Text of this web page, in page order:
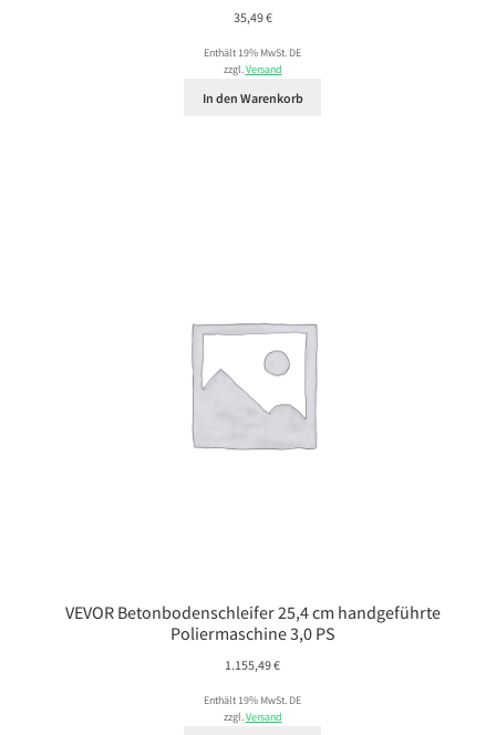
35,49€
Enthält 19% MwSt. DE
zzgl.Versand
In den Warenkorb
VEVOR Betonbodenschleifer 25,4 cm handgeführte
Poliermaschine 3,0 PS
1.155,49€
Enthält 19% MwSt. DE
zzgl.Versand